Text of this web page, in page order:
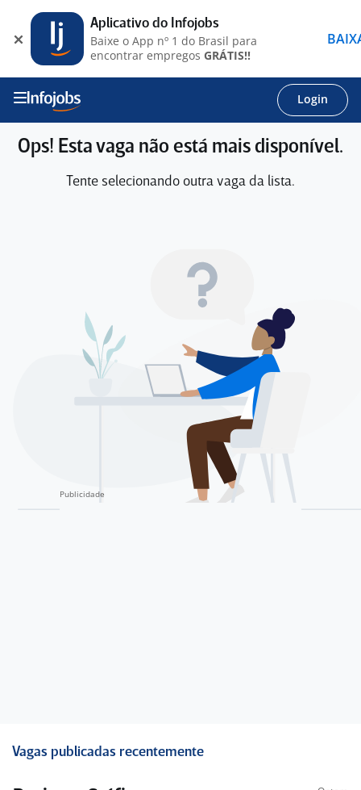
Login
Ops! Esta vaga não está mais disponível.
Tente selecionando outra vaga da lista.
Vagas publicadas recentemente
Aplicativo do Infojobs
Baixe o App nº 1 do Brasil para
encontrar empregos GRÁTIS!!